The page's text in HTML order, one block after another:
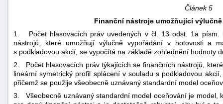
Článek 5
Finanční nástroje umožňující
1. Počet hlasovacích práv uvedených v čl. 13 odst. 1a písm.
nástrojů, které umožňují výlučně vypořádání v hotovosti a
s podkladovou akcií, se vypočítá na základě zohlednění hodnoty
2. Počet hlasovacích práv týkajících se finančních nástrojů,
lineární symetrický profil splácení v souladu s podkladovou
přičemž se použije všeobecně uznávaný standardní model
3. Všeobecně uznávaný standardní model oceňování je model,